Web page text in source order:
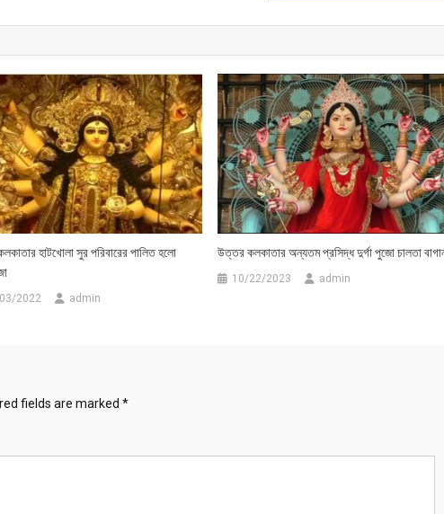
হাটখোলা সুর পরিবারের পালিত হলো
2022 admin
উত্তর কলকাতার অন্যতম প্রসিদ্ধ দুর্গা পুজো চালতা
10/22/2023 admin
fields are marked *